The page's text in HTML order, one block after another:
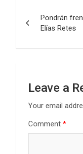
navigation
Pondrán
Elías Retes
Leave a
Your email
Comment *